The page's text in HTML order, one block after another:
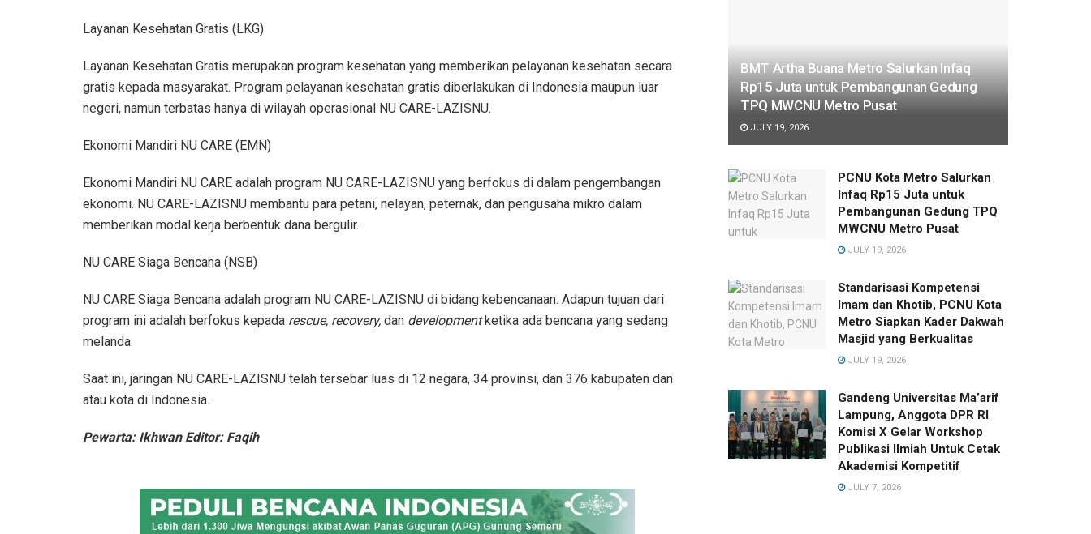
Layanan Kesehatan Gratis (LKG)
Layanan Kesehatan Gratis merupakan program kesehatan yang memberikan pelayanan kesehatan secara
gratis kepada masyarakat. Program pelayanan kesehatan gratis diberlakukan di Indonesia maupun luar
negeri, namun terbatas hanya di wilayah operasional NU CARE-LAZISNU.
Ekonomi Mandiri NU CARE (EMN)
Ekonomi Mandiri NU CARE adalah program NU CARE-LAZISNU yang berfokus di dalam pengembangan
ekonomi. NU CARE-LAZISNU membantu para petani, nelayan, peternak, dan pengusaha mikro dalam
memberikan modal kerja berbentuk dana bergulir.
NU CARE Siaga Bencana (NSB)
NU CARE Siaga Bencana adalah program NU CARE-LAZISNU di bidang kebencanaan. Adapun tujuan dari
program ini adalah berfokus kepada rescue, recovery, dan developmentketika ada bencana yang sedang
melanda.
Saat ini, jaringan NU CARE-LAZISNU telah tersebar luas di 12 negara, 34 provinsi, dan 376 kabupaten dan
atau kota di Indonesia.
Pewarta: Ikhwan Editor: Faqih
BMT Artha Buana Metro Salurkan Infaq
Rp15 Juta untuk Pembangunan Gedung
TPQ MWCNU Metro Pusat
JULY 19, 2026
PCNU Kota Metro Salurkan
Infaq Rp15 Juta untuk
Pembangunan Gedung TPQ
MWCNU Metro Pusat
JULY 19, 2026
Standarisasi Kompetensi
Imam dan Khotib, PCNU Kota
Metro Siapkan Kader Dakwah
Masjid yang Berkualitas
JULY 19, 2026
Gandeng Universitas Ma’arif
Lampung, Anggota DPR RI
Komisi X Gelar Workshop
Publikasi Ilmiah Untuk Cetak
Akademisi Kompetitif
JULY 7, 2026